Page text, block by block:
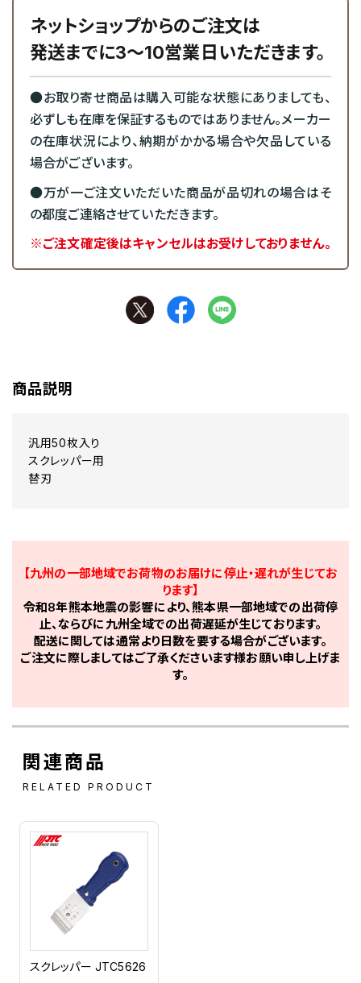
ネットショップからのご注文は
発送までに3～10営業日いただきます。
●お取り寄せ商品は購入可能な状態にありましても、
必ずしも在庫を保証するものではありません。メーカー
の在庫状況により、納期がかかる場合や欠品している
場合がございます。
●万が一ご注文いただいた商品が品切れの場合はそ
の都度ご連絡させていただきます。
※ご注文確定後はキャンセルはお受けしておりません。
商品説明
汎用50枚入り
スクレッパー用
替刃
【九州の一部地域でお荷物のお届けに停止・遅れが生じてお
ります】
令和8年熊本地震の影響により、熊本県一部地域での出荷停
止、ならびに九州全域での出荷遅延が生じております。
配送に関しては通常より日数を要する場合がございます。
ご注文に際しましてはご了承くださいます様お願い申し上げま
す。
関連商品
RELATED PRODUCT
スクレッパー JTC5626